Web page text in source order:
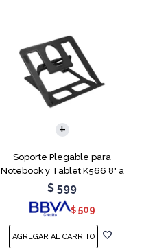
Soporte Plegable para
Notebook y Tablet K566 8" a
15.6"
$ 599
$ 509